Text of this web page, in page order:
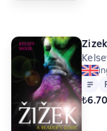
Metin